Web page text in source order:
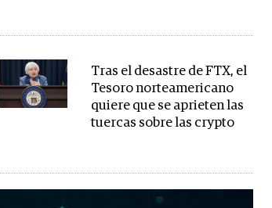
Tras el desastre de FTX, el
Tesoro norteamericano
quiere que se aprieten las
tuercas sobre las crypto